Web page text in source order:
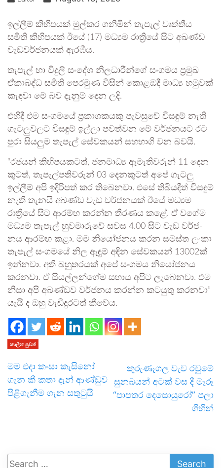
ඉල්ලීම් කිහි­ප­යක් මුල්කර ගනි­මින් තැපැල් වෘත්තීය
සමිති කිහි­ප­යක් ඊයේ (17) මධ්‍යම රාත්‍රියේ සිට අඛණ්ඩ
වැඩ­ව­ර්ජ­න­යක් ඇර­ඹීය.
තැපැල් හා විදුලි සංදේශ නිල­ධා­රීන්ගේ සංග­මය ප්‍රමුඛ
ඒකා­බද්ධ සමිති පෙර­මුණ විසින් කොළ­ඹදී මාධ්‍ය හමු­වක්
කැඳවා මේ බව දැනුම් දෙන ලදි.
එහිදී එම සංග­මයේ ප්‍රකා­ශ­ක­යකු පැව­සුවේ විස­ඳුම් නැති
ගැට­ලු­ව­ලට විස­ඳුම් ඉල්ලා පව­ත්වන මේ වර්ජ­න­යට රට
පුරා සිය­ලුම තැපැල් සේව­ක­යන් සහ­භාගි වන බවයි.
“රජ­යන් කිහි­ප­ය­ක­ටත්, ජන­මාධ්‍ය ඇමැ­ති­ව­රුන් 11 දෙන­
කු­ටත්, තැපැ­ල්ප­ති­ව­රුන් 03 දෙන­කු­ටත් අපේ ගැටලු
ඉල්ලීම් අපි ඉදි­රි­පත් කර තිබෙ­නවා. එසේ තිබි­ය­දීත් විස­ඳුම්
නැති තැනයි අඛණ්ඩ වැඩ වර්ජ­න­යක් ඊයේ මධ්‍යම
රාත්‍රියේ සිට ආරම්භ කරන්න තීර­ණය කළේ. ඒ වගේම
මධ්‍යම තැපැල් හුව­මා­රුවේ සවස 4.00 සිට වැඩ වර්ජ­
නය ආරම්භ කළා. මම නියෝ­ජ­නය කරන සමස්ත ලංකා
තැපැල් සංග­මයේ නිල ඇඳුම් අඳින සේව­ක­යන් 13002ක්
ඉන්නවා. අති බහු­ත­ර­යක් අපේ සංග­මය නියෝ­ජ­නය
කර­නවා. ඒ සිය­ල්ල­න්ගේම සහාය අපිට ලැබෙ­නවා. එම
නිසා අපි අඛ­ණ්ඩව වර්ජ­නය කරන්න කට­යුතු කර­නවා”
යැයි ද ඔහු වැඩි­දු­ර­ටත් කීවේය.
කාලීන පුවත්
මම එදා කංසා කැසිනෝ
ගැන කී කතා දැන් ආණ්ඩුව
පිළිගැනීම ගැන සතුටුයි
කුරුණෑගල වැව රවුමේ
සුනඛයන් අටක් වස දී මෑරූ
“පාපතර දෙසොයුරෝ” පලා
ගිහින්